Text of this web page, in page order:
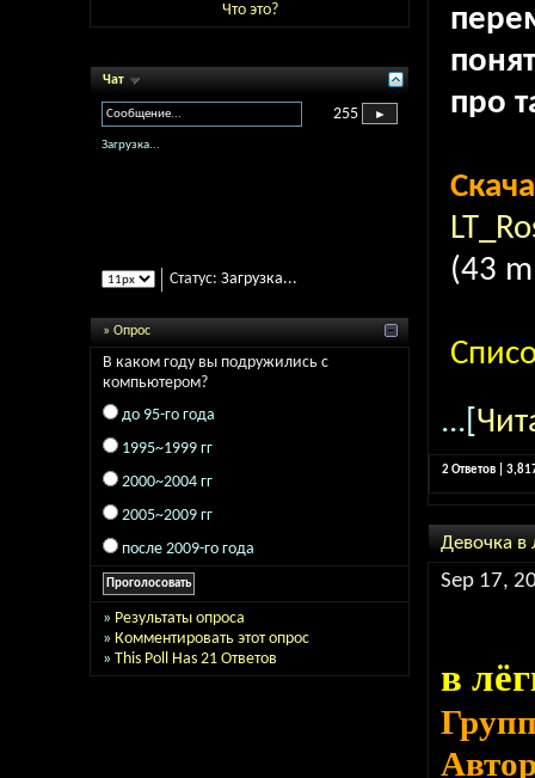
Что это?
Чат
255
Загрузка...
Статус: Загрузка...
» Опрос
В каком году вы подружились с
компьютером?
до 95-го года
1995~1999 гг
2000~2004 гг
2005~2009 гг
после 2009-го года
» Результаты опроса
» Комментировать этот опрос
» This Poll Has 21 Ответов
про
(43
...[
2 Ответов |
Девочка в
Sep 17,
в